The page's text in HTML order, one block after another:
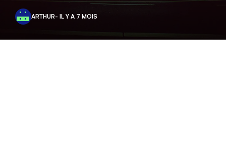
ARTHUR- IL Y A 7 MOIS